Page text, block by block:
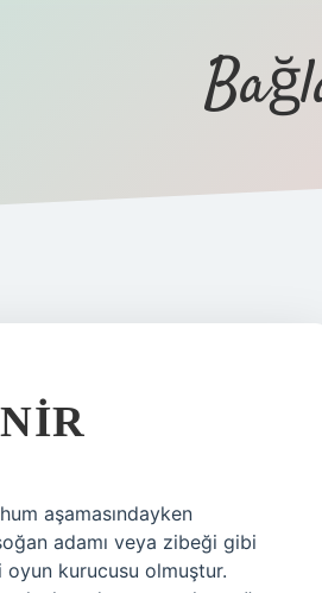
aşamasındayken
adamı veya zibeği gibi
kurucusu olmuştur.